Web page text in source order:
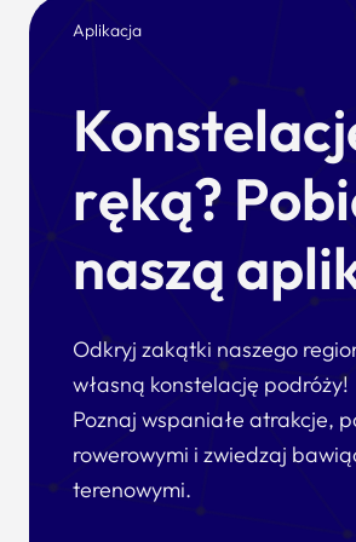
Aplikacja
ręką?
naszą
Odkryj zakątki naszego
własną konstelację podróży!
Poznaj wspaniałe atrakcje,
rowerowymi i zwiedzaj
terenowymi.